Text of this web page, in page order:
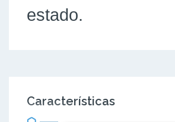
estado.
Características